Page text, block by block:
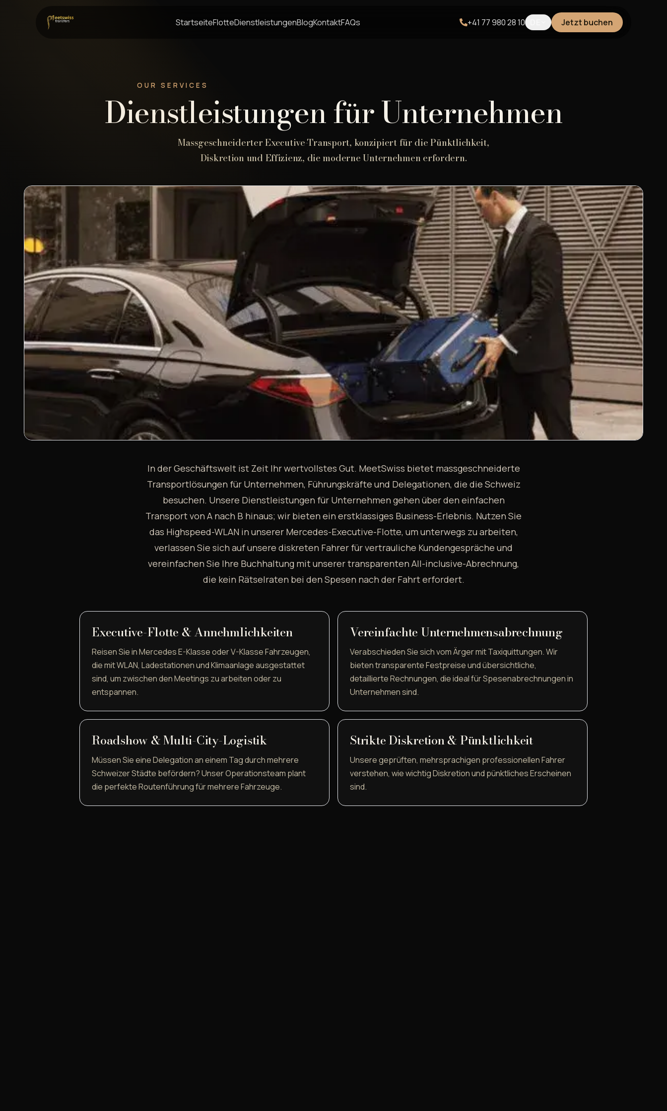
StartseiteFlotteDienstleistungenBlogKontaktFAQs +41 77 980 28 10 Jetzt buchen
OUR SERVICES
Dienstleistungen für Unternehmen
Massgeschneiderter Executive-Transport, konzipiert für die Pünktlichkeit,
Diskretion und Effizienz, die moderne Unternehmen erfordern.
In der Geschäftswelt ist Zeit Ihr wertvollstes Gut. MeetSwiss bietet massgeschneiderte
Transportlösungen für Unternehmen, Führungskräfte und Delegationen, die die Schweiz
besuchen. Unsere Dienstleistungen für Unternehmen gehen über den einfachen
Transport von A nach B hinaus; wir bieten ein erstklassiges Business-Erlebnis. Nutzen Sie
das Highspeed-WLAN in unserer Mercedes-Executive-Flotte, um unterwegs zu arbeiten,
verlassen Sie sich auf unsere diskreten Fahrer für vertrauliche Kundengespräche und
vereinfachen Sie Ihre Buchhaltung mit unserer transparenten All-inclusive-Abrechnung,
die kein Rätselraten bei den Spesen nach der Fahrt erfordert.
Executive-Flotte & Annehmlichkeiten
Reisen Sie in Mercedes E-Klasse oder V-Klasse Fahrzeugen,
die mit WLAN, Ladestationen und Klimaanlage ausgestattet
sind, um zwischen den Meetings zu arbeiten oder zu
entspannen.
Vereinfachte Unternehmensabrechnung
Verabschieden Sie sich vom Ärger mit Taxiquittungen. Wir
bieten transparente Festpreise und übersichtliche,
detaillierte Rechnungen, die ideal für Spesenabrechnungen in
Unternehmen sind.
Roadshow & Multi-City-Logistik
Müssen Sie eine Delegation an einem Tag durch mehrere
Schweizer Städte befördern? Unser Operationsteam plant
die perfekte Routenführung für mehrere Fahrzeuge.
Strikte Diskretion & Pünktlichkeit
Unsere geprüften, mehrsprachigen professionellen Fahrer
verstehen, wie wichtig Diskretion und pünktliches Erscheinen
sind.